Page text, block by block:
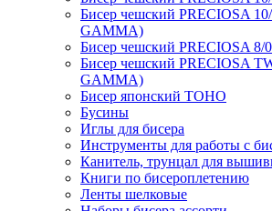
Бисер чешский PRECIOSA
GAMMA)
Бисер чешский PRECIOSA 8/0
Бисер чешский PRECIOSA
GAMMA)
Бисер японский TOHO
Бусины
Иглы для бисера
Инструменты для работы с
Канитель, трунцал для
Книги по бисероплетению
Ленты шелковые